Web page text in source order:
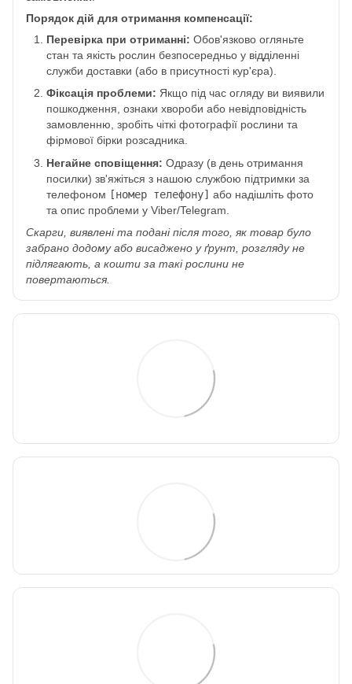
Порядок дій для отримання компенсації:
Перевірка при отриманні: Обов'язково огляньте
стан та якість рослин безпосередньо у відділенні
служби доставки (або в присутності кур'єра).
Фіксація проблеми: Якщо під час огляду ви виявили
пошкодження, ознаки хвороби або невідповідність
замовленню, зробіть чіткі фотографії рослини та
фірмової бірки розсадника.
Негайне сповіщення: Одразу (в день отримання
посилки) зв'яжіться з нашою службою підтримки за
телефоном [номер телефону] або надішліть фото
та опис проблеми у Viber/Telegram.
Скарги, виявлені та подані після того, як товар було
забрано додому або висаджено у ґрунт, розгляду не
підлягають, а кошти за такі рослини не
повертаються.